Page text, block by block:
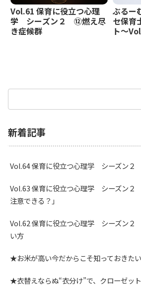
Vol.61 保育に役立つ心理
学 シーズン２ ⑫燃え尽
き症候群
ぶるー
セ保育
ト～
新着記事
Vol.64 保育に役立つ心理学 シーズン
Vol.63 保育に役立つ心理学 シーズン
注意できる？」
Vol.62 保育に役立つ心理学 シーズン
い方
★お米が高い今だからこそ知っておきた
★衣替えならぬ“衣分け”で、クローゼッ